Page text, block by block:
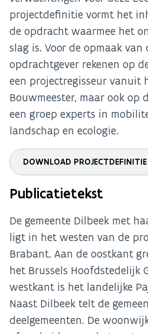
projectdefinitie vormt het
de opdracht waarmee het
slag is. Voor de opmaak
opdrachtgever rekenen op
een projectregisseur vanuit
Bouwmeester, maar ook op
een groep experts in
landschap en ecologie.
DOWNLOAD PROJECTDEFINITIE
Publicatietekst
De gemeente Dilbeek met
ligt in het westen van de
Brabant. Aan de oostkant
het Brussels Hoofdstedelijk
westkant is het landelijke
Naast Dilbeek telt de
deelgemeenten. De